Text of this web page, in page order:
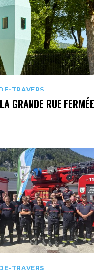
TRAVERS
GRANDE RUE FERMÉE
TRAVERS